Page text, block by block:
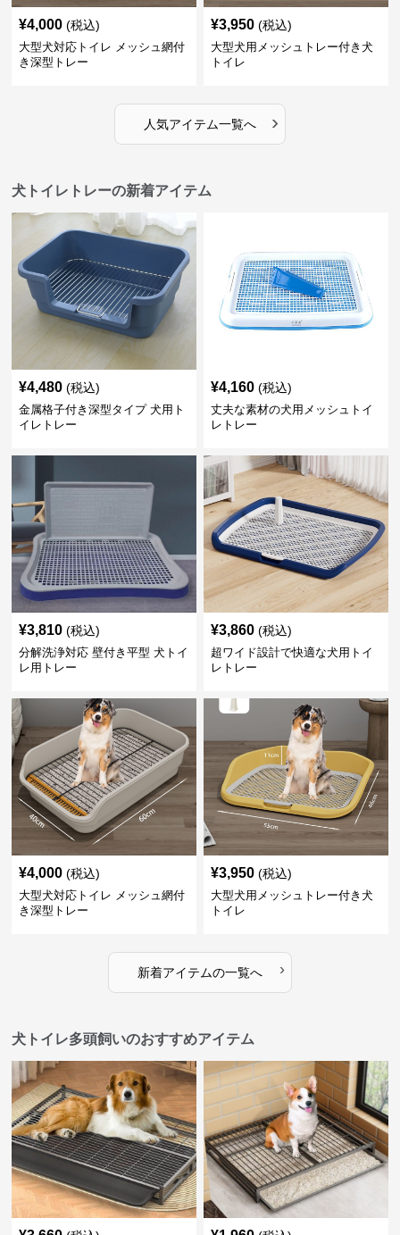
¥4,000 (税込)
大型犬対応トイレ メッシュ網付
き深型トレー
¥3,950 (税込)
大型犬用メッシュトレー付き犬
トイレ
人気アイテム一覧へ ›
犬トイレトレーの新着アイテム
¥4,480 (税込)
金属格子付き深型タイプ 犬用ト
イレトレー
¥4,160 (税込)
丈夫な素材の犬用メッシュトイ
レトレー
¥3,810 (税込)
分解洗浄対応 壁付き平型 犬トイ
レ用トレー
¥3,860 (税込)
超ワイド設計で快適な犬用トイ
レトレー
¥4,000 (税込)
大型犬対応トイレ メッシュ網付
き深型トレー
¥3,950 (税込)
大型犬用メッシュトレー付き犬
トイレ
新着アイテムの一覧へ ›
犬トイレ多頭飼いのおすすめアイテム